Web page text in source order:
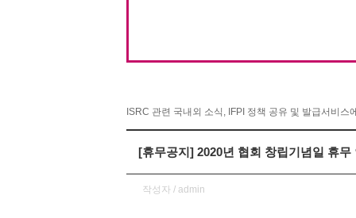
ISRC 관련 국내외 소식, IFPI 정책 공유 및 발급서비스
[휴무공지] 2020년 협회 창립기념일 휴무
작성자 / admin